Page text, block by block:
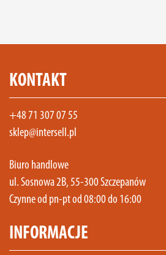
KONTAKT
+48 71 307 07 55
sklep@intersell.pl
Biuro handlowe
ul. Sosnowa 2B, 55-300 Szczepanów
Czynne od pn-pt od 08:00 do 16:00
INFORMACJE